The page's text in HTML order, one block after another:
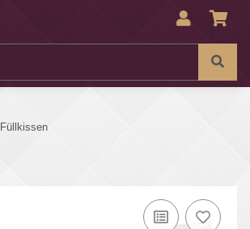
Füllkissen